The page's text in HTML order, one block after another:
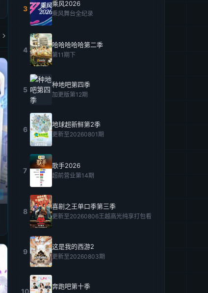
3
乘风2026
乘风舞台全纪录
4
哈哈哈哈哈第二季
第11期下
5
种地吧第四季
加更版第12期
6
地球超新鲜第2季
更新至20260801期
7
歌手2026
超前营业第14期
8
喜剧之王单口季第三季
更新至20260806王越高光纯享打包看
9
这是我的西游2
更新至20260803期
10
奔跑吧第十季